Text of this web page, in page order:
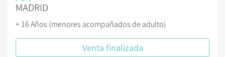
MADRID
+ 16 Años (menores acompañados de adulto)
Venta finalizada